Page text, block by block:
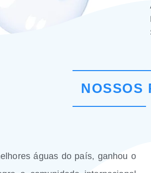
NOSSOS
águas do país, ganhou o